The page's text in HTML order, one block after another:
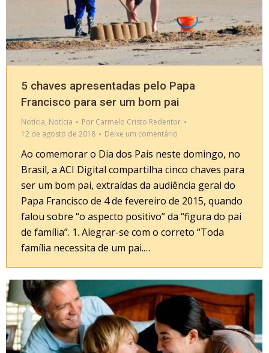
5 chaves apresentadas pelo Papa
Francisco para ser um bom pai
Notícia, Notícia Por Carmelo Cristo Redentor
12 de agosto de 2018
Deixe um comentário
Ao comemorar o Dia dos Pais neste domingo, no
Brasil, a ACI Digital compartilha cinco chaves para
ser um bom pai, extraídas da audiência geral do
Papa Francisco de 4 de fevereiro de 2015, quando
falou sobre “o aspecto positivo” da “figura do pai
de família”. 1. Alegrar-se com o correto “Toda
família necessita de um pai.…